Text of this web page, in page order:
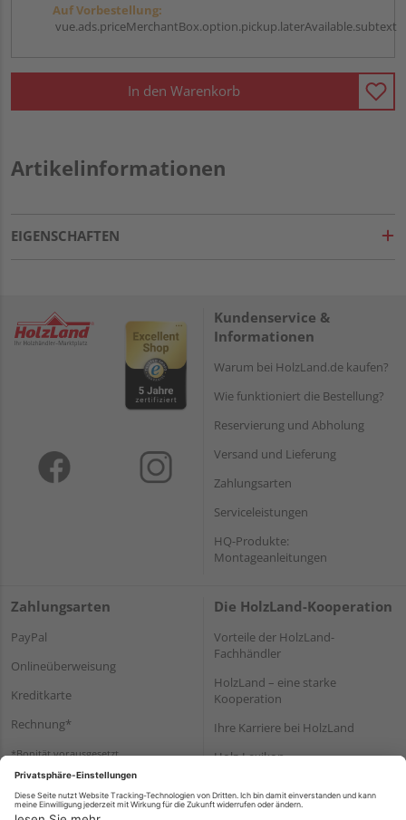
Auf Vorbestellung:
vue.ads.priceMerchantBox.option.pickup.laterAvailable.subtext
In den Warenkorb
Artikelinformationen
EIGENSCHAFTEN
Kundenservice &
Informationen
Warum bei HolzLand.de kaufen?
Wie funktioniert die Bestellung?
Reservierung und Abholung
Versand und Lieferung
Zahlungsarten
Serviceleistungen
HQ-Produkte:
Montageanleitungen
Zahlungsarten
PayPal
Onlineüberweisung
Kreditkarte
Rechnung*
*Bonität vorausgesetzt
Die HolzLand-Kooperation
Vorteile der HolzLand-
Fachhändler
HolzLand – eine starke
Kooperation
Ihre Karriere bei HolzLand
Holz-Lexikon